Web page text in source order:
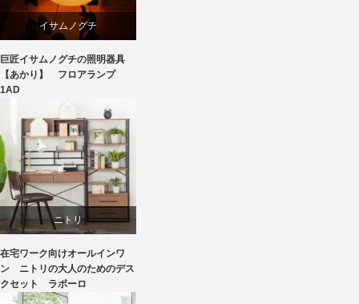
イサムノグチ
国産
巨匠イサムノグチの照明器具
【あかり】 フロアランプ
1AD
ニトリ
リビングダイニング
在宅ワーク向けオールインワ
ン ニトリの大人のためのデス
クセット ラボーロ